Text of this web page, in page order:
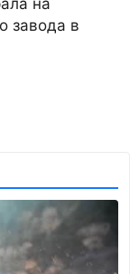
на
завода в